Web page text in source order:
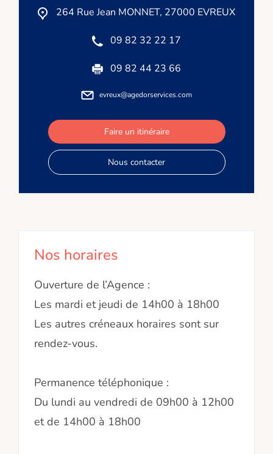
264 Rue Jean MONNET, 27000 EVREUX
09 82 32 22 17
09 82 44 23 66
evreux@agedorservices.com
Faire un itinéraire
Nous contacter
Nos horaires
Ouverture de l’Agence :
Les mardi et jeudi de 14h00 à 18h00
Les autres créneaux horaires sont sur
rendez-vous.
Permanence téléphonique :
Du lundi au vendredi de 09h00 à 12h00
et de 14h00 à 18h00